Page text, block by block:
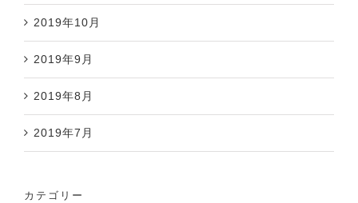
2019年10月
2019年9月
2019年8月
2019年7月
カテゴリー